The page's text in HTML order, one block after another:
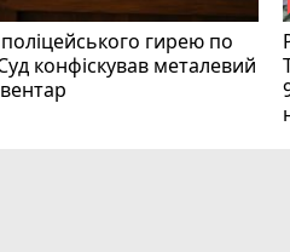
гирею по
конфіскував металевий